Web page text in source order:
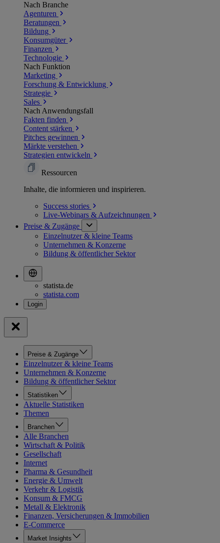
Nach Branche
Agenturen
Beratungen
Bildung
Konsumgüter
Finanzen
Technologie
Nach Funktion
Marketing
Forschung & Entwicklung
Strategie
Sales
Nach Anwendungsfall
Fakten finden
Content stärken
Pitches gewinnen
Märkte verstehen
Strategien entwickeln
Ressourcen
Inhalte, die informieren und inspirieren.
Success stories
Live-Webinars & Aufzeichnungen
Preise & Zugänge
Einzelnutzer & kleine Teams
Unternehmen & Konzerne
Bildung & öffentlicher Sektor
statista.de
statista.com
Preise & Zugänge
Einzelnutzer & kleine Teams
Unternehmen & Konzerne
Bildung & öffentlicher Sektor
Statistiken
Aktuelle Statistiken
Themen
Branchen
Alle Branchen
Wirtschaft & Politik
Gesellschaft
Internet
Pharma & Gesundheit
Energie & Umwelt
Verkehr & Logistik
Konsum & FMCG
Metall & Elektronik
Finanzen, Versicherungen & Immobilien
E-Commerce
Market Insights